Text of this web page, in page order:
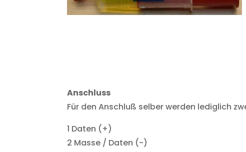
Anschluss
Für den Anschluß selber werden lediglich
1 Daten (+)
2 Masse / Daten (-)